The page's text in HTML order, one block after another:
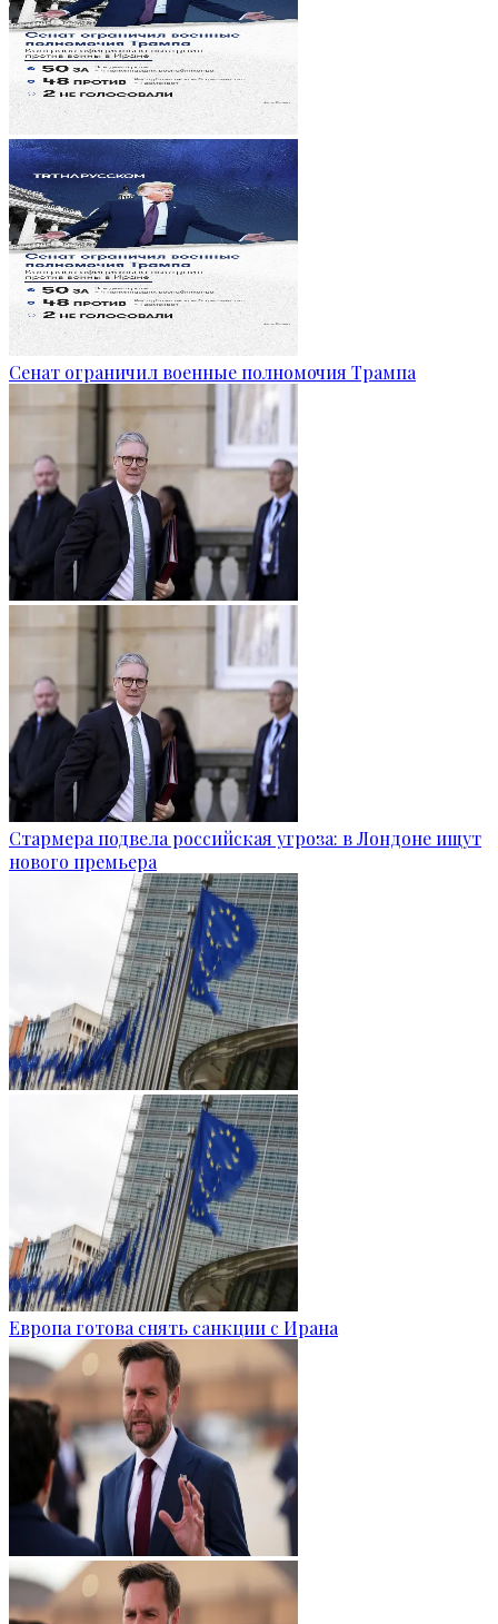
Сенат ограничил военные полномочия Трампа
Стармера подвела российская угроза: в Лондоне ищут
нового премьера
Европа готова снять санкции с Ирана